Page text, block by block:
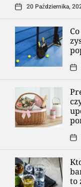
20 Października,
to